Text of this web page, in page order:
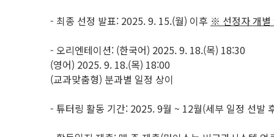
- 최종 선정 발표: 2025. 9. 15.(월) 이후 ※ 선정자 개별
- 오리엔테이션: (한국어) 2025. 9. 18.(목) 18:30
(영어) 2025. 9. 18.(목) 18:00
(교과맞춤형) 분과별 일정 상이
- 튜터링 활동 기간: 2025. 9월 ~ 12월(세부 일정 선발